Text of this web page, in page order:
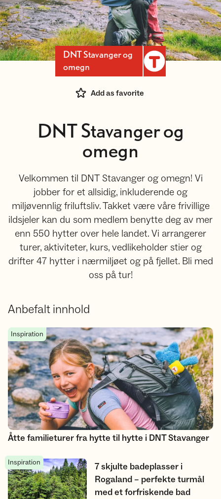
DNT Stavanger og
omegn
Add as favorite
DNT Stavanger og
omegn
Velkommen til DNT Stavanger og omegn! Vi
jobber for et allsidig, inkluderende og
miljøvennlig friluftsliv. Takket være våre frivillige
ildsjeler kan du som medlem benytte deg av mer
enn 550 hytter over hele landet. Vi arrangerer
turer, aktiviteter, kurs, vedlikeholder stier og
drifter 47 hytter i nærmiljøet og på fjellet. Bli med
oss på tur!
Anbefalt innhold
Åtte familieturer fra hytte til hytte i DNT Stavanger
Inspiration
Åtte familieturer fra hytte til hytte i DNT Stavanger
7 skjulte badeplasser i Rogaland – perfekte turmål med et
Inspiration
7 skjulte badeplasser i
Rogaland – perfekte turmål
med et forfriskende bad